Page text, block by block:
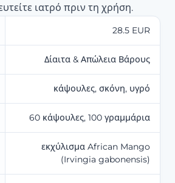
ιατρό πριν τη χρήση.
28.5 EUR
Δίαιτα & Απώλεια Βάρους
κάψουλες, σκόνη, υγρό
60 κάψουλες, 100 γραμμάρια
εκχύλισμα African Mango
(Irvingia gabonensis)